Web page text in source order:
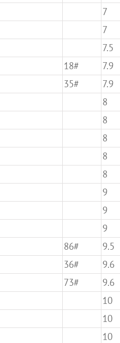
7
7
7.5
18#
7.9
35#
7.9
8
8
8
8
8
9
9
9
86#
9.5
36#
9.6
73#
9.6
10
10
10